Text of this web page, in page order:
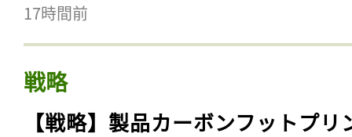
17時間前
戦略
【戦略】製品カーボンフットプリ